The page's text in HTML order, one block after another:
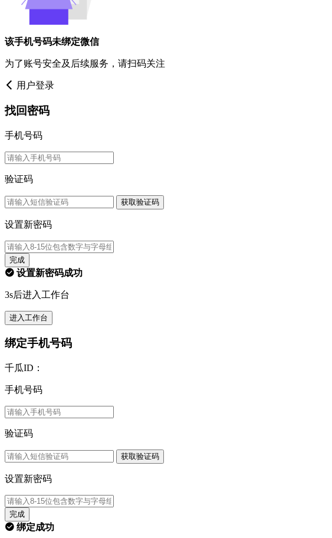
该手机号码未绑定微信
为了账号安全及后续服务，请扫码关注
用户登录
找回密码
手机号码
验证码
获取验证码
设置新密码
完成
设置新密码成功
3s后进入工作台
进入工作台
绑定手机号码
千瓜ID：
手机号码
验证码
获取验证码
设置新密码
完成
绑定成功